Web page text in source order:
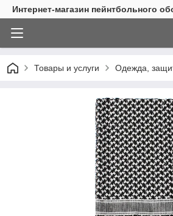
Интернет-магазин пейнтбольного
Товары и услуги Одежда,